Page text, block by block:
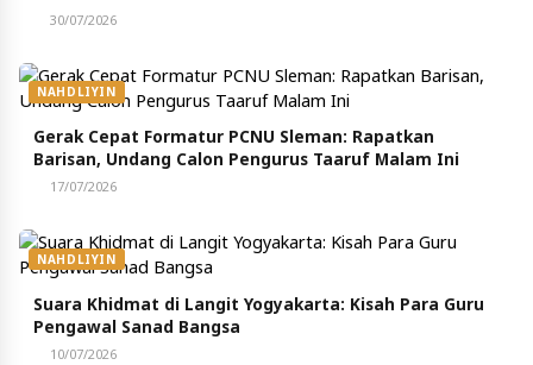
30/07/2026
NAHDLIYIN
Gerak Cepat Formatur PCNU Sleman: Rapatkan
Barisan, Undang Calon Pengurus Taaruf Malam Ini
17/07/2026
NAHDLIYIN
Suara Khidmat di Langit Yogyakarta: Kisah Para Guru
Pengawal Sanad Bangsa
10/07/2026